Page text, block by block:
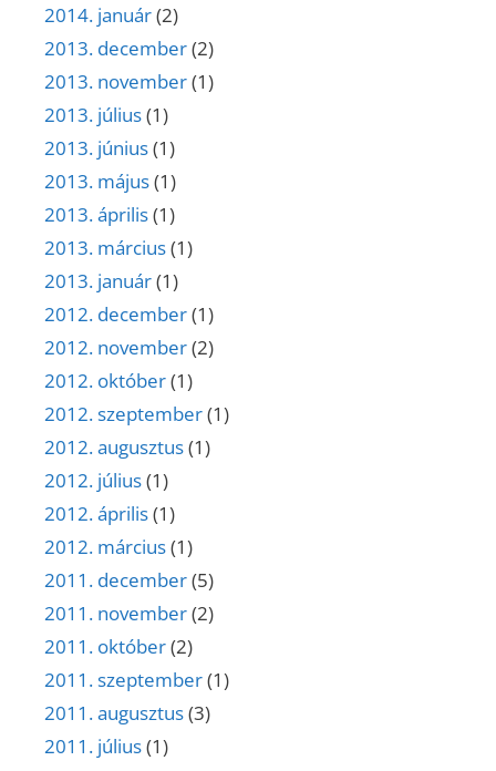
2014. január(2)
2013. december(2)
2013. november(1)
2013. július(1)
2013. június(1)
2013. május(1)
2013. április(1)
2013. március(1)
2013. január(1)
2012. december(1)
2012. november(2)
2012. október(1)
2012. szeptember(1)
2012. augusztus(1)
2012. július(1)
2012. április(1)
2012. március(1)
2011. december(5)
2011. november(2)
2011. október(2)
2011. szeptember(1)
2011. augusztus(3)
2011. július(1)